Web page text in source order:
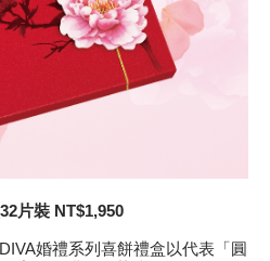
片裝 NT$1,950
婚禮系列喜餅禮盒以代表「圓